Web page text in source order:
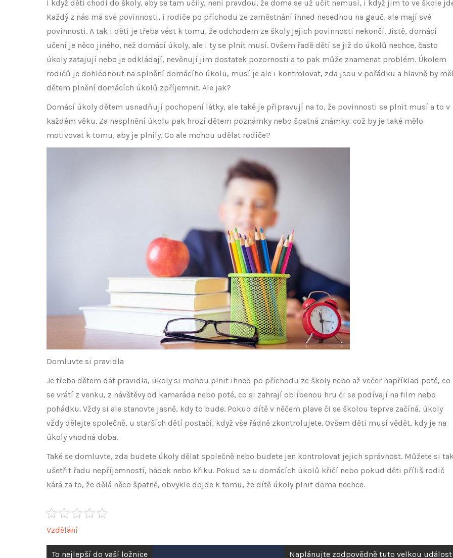
I když děti chodí do školy, aby se tam učily, není pravdou, že doma se už učit nemusí, i když jim to ve škole
Každý z nás má své povinnosti, i rodiče po příchodu ze zaměstnání ihned nesednou na gauč, ale mají své
povinnosti. A tak i děti je třeba vést k tomu, že odchodem ze školy jejich povinnosti nekončí. Jistě, domácí
učení je něco jiného, než domácí úkoly, ale i ty se plnit musí. Ovšem řadě dětí se již do úkolů nechce, často
úkoly zatajují nebo je odkládají, nevěnují jim dostatek pozornosti a to pak může znamenat problém. Úkolem
rodičů je dohlédnout na splnění domácího úkolu, musí je ale i kontrolovat, zda jsou v pořádku a hlavně by
dětem plnění domácích úkolů zpříjemnit. Ale jak?
Domácí úkoly dětem usnadňují pochopení látky, ale také je připravují na to, že povinnosti se plnit musí a to v
každém věku. Za nesplnění úkolu pak hrozí dětem poznámky nebo špatná známky, což by je také mělo
motivovat k tomu, aby je plnily. Co ale mohou udělat rodiče?
Domluvte si pravidla
Je třeba dětem dát pravidla, úkoly si mohou plnit ihned po příchodu ze školy nebo až večer například poté, co
se vrátí z venku, z návštěvy od kamaráda nebo poté, co si zahrají oblíbenou hru či se podívají na film nebo
pohádku. Vždy si ale stanovte jasně, kdy to bude. Pokud dítě v něčem plave či se školou teprve začíná, úkoly
vždy dělejte společně, u starších dětí postačí, když vše řádně zkontrolujete. Ovšem děti musí vědět, kdy je na
úkoly vhodná doba.
Také se domluvte, zda budete úkoly dělat společně nebo budete jen kontrolovat jejich správnost. Můžete si
ušetřit řadu nepříjemností, hádek nebo křiku. Pokud se u domácích úkolů křičí nebo pokud děti příliš rodič
kárá za to, že dělá něco špatně, obvykle dojde k tomu, že dítě úkoly plnit doma nechce.
Vzdělání
To nejlepší do vaší ložnice Naplánujte zodpovědně tuto velkou událost